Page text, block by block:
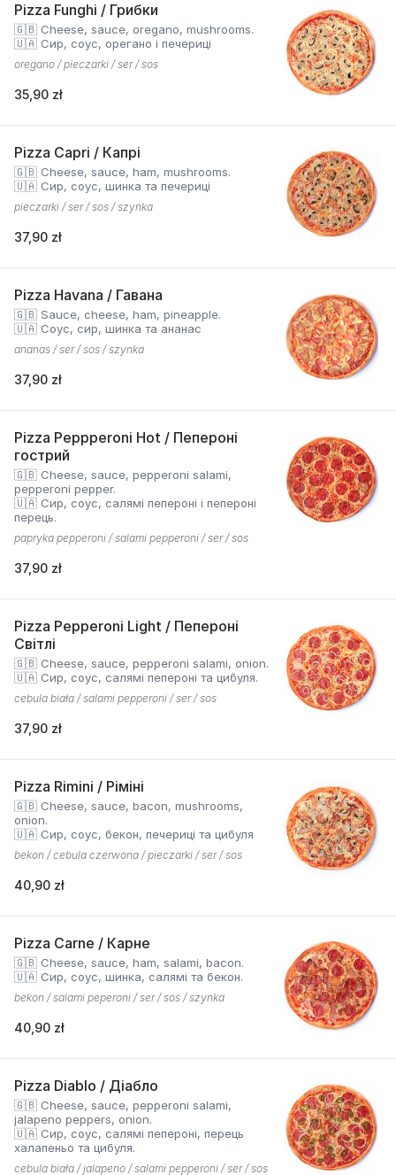
Pizza Funghi / Грибки
🇬🇧 Cheese, sauce, oregano, mushrooms.
🇺🇦 Сир, соус, орегано і печериці
oregano / pieczarki / ser / sos
35,90 zł
Pizza Capri / Капрі
🇬🇧 Cheese, sauce, ham, mushrooms.
🇺🇦 Сир, соус, шинка та печериці
pieczarki / ser / sos / szynka
37,90 zł
Pizza Havana / Гавана
🇬🇧 Sauce, cheese, ham, pineapple.
🇺🇦 Соус, сир, шинка та ананас
ananas / ser / sos / szynka
37,90 zł
Pizza Peppperoni Hot / Пепероні
гострий
🇬🇧 Cheese, sauce, pepperoni salami,
pepperoni pepper.
🇺🇦 Сир, соус, салямі пепероні і пепероні
перець.
papryka pepperoni / salami pepperoni / ser / sos
37,90 zł
Pizza Pepperoni Light / Пепероні
Світлі
🇬🇧 Cheese, sauce, pepperoni salami, onion.
🇺🇦 Сир, соус, салямі пепероні та цибуля.
cebula biała / salami pepperoni / ser / sos
37,90 zł
Pizza Rimini / Ріміні
🇬🇧 Cheese, sauce, bacon, mushrooms,
onion.
🇺🇦 Сир, соус, бекон, печериці та цибуля
bekon / cebula czerwona / pieczarki / ser / sos
40,90 zł
Pizza Carne / Карне
🇬🇧 Cheese, sauce, ham, salami, bacon.
🇺🇦 Сир, соус, шинка, салямі та бекон.
bekon / salami peperoni / ser / sos / szynka
40,90 zł
Pizza Diablo / Діабло
🇬🇧 Cheese, sauce, pepperoni salami,
jalapeno peppers, onion.
🇺🇦 Сир, соус, салямі пепероні, перець
халапеньо та цибуля.
cebula biała / jalapeno / salami pepperoni / ser / sos